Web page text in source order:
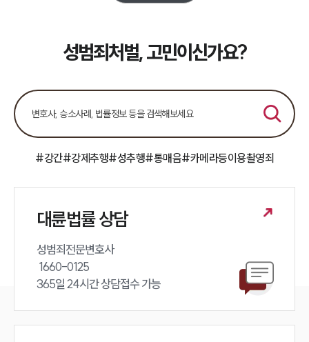
업무분야
전체
구성원 소개
성범죄전문변호사
소식/자료
법률 블로그
뉴스레터/브로슈어
대륜법률상담예약
성범죄처벌, 고민이신가요?
#강간#강제추행#성추행#통매음#카메라등이용촬영죄
대륜법률 상담
성범죄전문변호사
365일 24시간 상담접수 가능